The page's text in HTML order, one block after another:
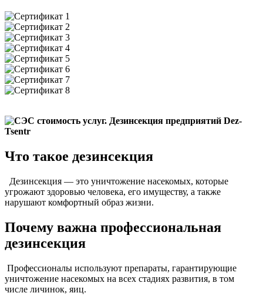
Что такое дезинсекция
Дезинсекция — это уничтожение насекомых, которые
угрожают здоровью человека, его имуществу, а также
нарушают комфортный образ жизни.
Почему важна профессиональная
дезинсекция
Профессионалы используют препараты, гарантирующие
уничтожение насекомых на всех стадиях развития, в том
числе личинок, яиц.